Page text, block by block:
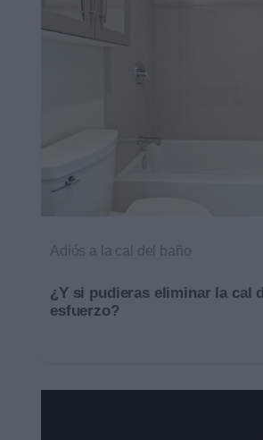
Adiós a la cal del baño
¿Y si pudieras eliminar la cal
esfuerzo?